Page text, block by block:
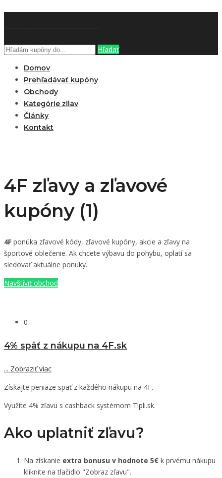
Hľadať
Domov
Prehľadávať kupóny
Obchody
Kategórie zľiav
Články
Kontakt
4F zľavy a zľavové
kupóny (1)
4F ponúka zľavové kódy, zľavové kupóny, akcie a zľavy na
športové oblečenie. Ak chcete výbavu do pohybu, oplatí sa
sledovať aktuálne ponuky.
Navštíviť obchod
0
4% späť z nákupu na 4F.sk
... Zobraziť viac
Získajte peniaze späť z každého nákupu na 4F.
Využite 4% zľavu s cashback systémom Tipli.sk.
Ako uplatniť zľavu?
Na získanie extra bonusu v hodnote 5€ k prvému nákupu
kliknite na tlačidlo "Zobraz zľavu".